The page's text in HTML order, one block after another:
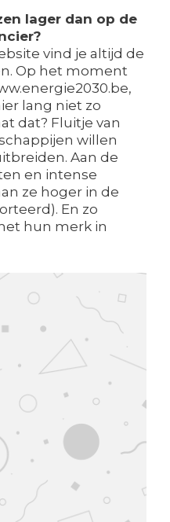
lager dan op de
vind je altijd de
Op het moment
lang niet zo
dat? Fluitje van
willen
Aan de
en intense
ze hoger in de
En zo
hun merk in